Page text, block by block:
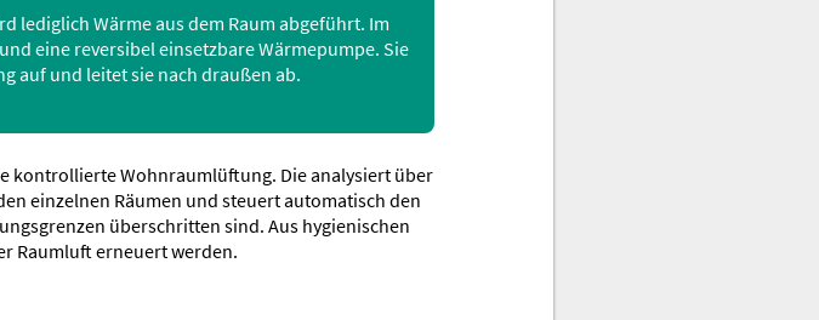
lediglich Wärme aus dem Raum abgeführt. Im
eine reversibel einsetzbare Wärmepumpe. Sie
auf und leitet sie nach draußen ab.
kontrollierte Wohnraumlüftung. Die analysiert über
einzelnen Räumen und steuert automatisch den
überschritten sind. Aus hygienischen
Raumluft erneuert werden.